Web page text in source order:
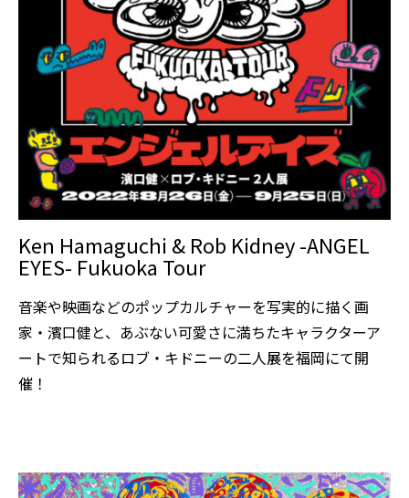
Ken Hamaguchi & Rob Kidney -ANGEL
EYES- Fukuoka Tour
音楽や映画などのポップカルチャーを写実的に描く画
家・濱口健と、あぶない可愛さに満ちたキャラクターア
ートで知られるロブ・キドニーの二人展を福岡にて開
催！